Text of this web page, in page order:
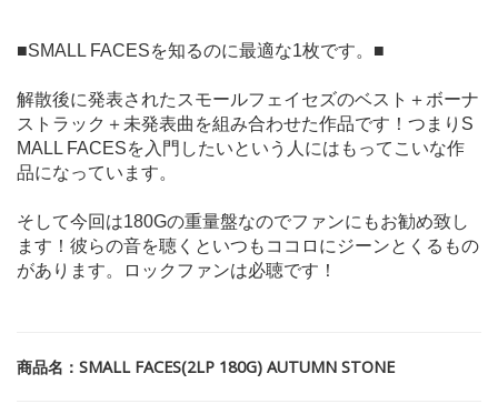
■SMALL FACESを知るのに最適な1枚です。■
解散後に発表されたスモールフェイセズのベスト＋ボーナ
ストラック＋未発表曲を組み合わせた作品です！つまりS
MALL FACESを入門したいという人にはもってこいな作
品になっています。
そして今回は180Gの重量盤なのでファンにもお勧め致し
ます！彼らの音を聴くといつもココロにジーンとくるもの
があります。ロックファンは必聴です！
商品名：SMALL FACES(2LP 180G) AUTUMN STONE